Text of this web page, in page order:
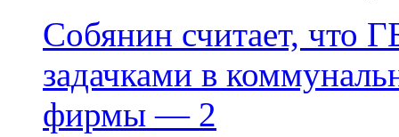
Собянин считает, что
задачками в
фирмы — 2